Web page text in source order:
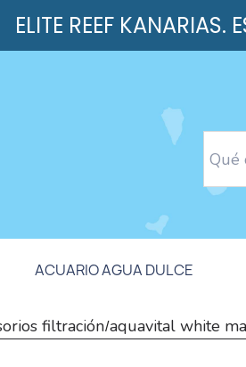
ELITE REEF
ACUARIO AGUA DULCE
filtración/aquavital white